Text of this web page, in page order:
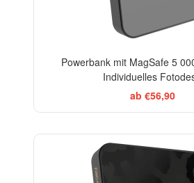
Powerbank mit MagSafe 5
Individuelles
ab €56,90